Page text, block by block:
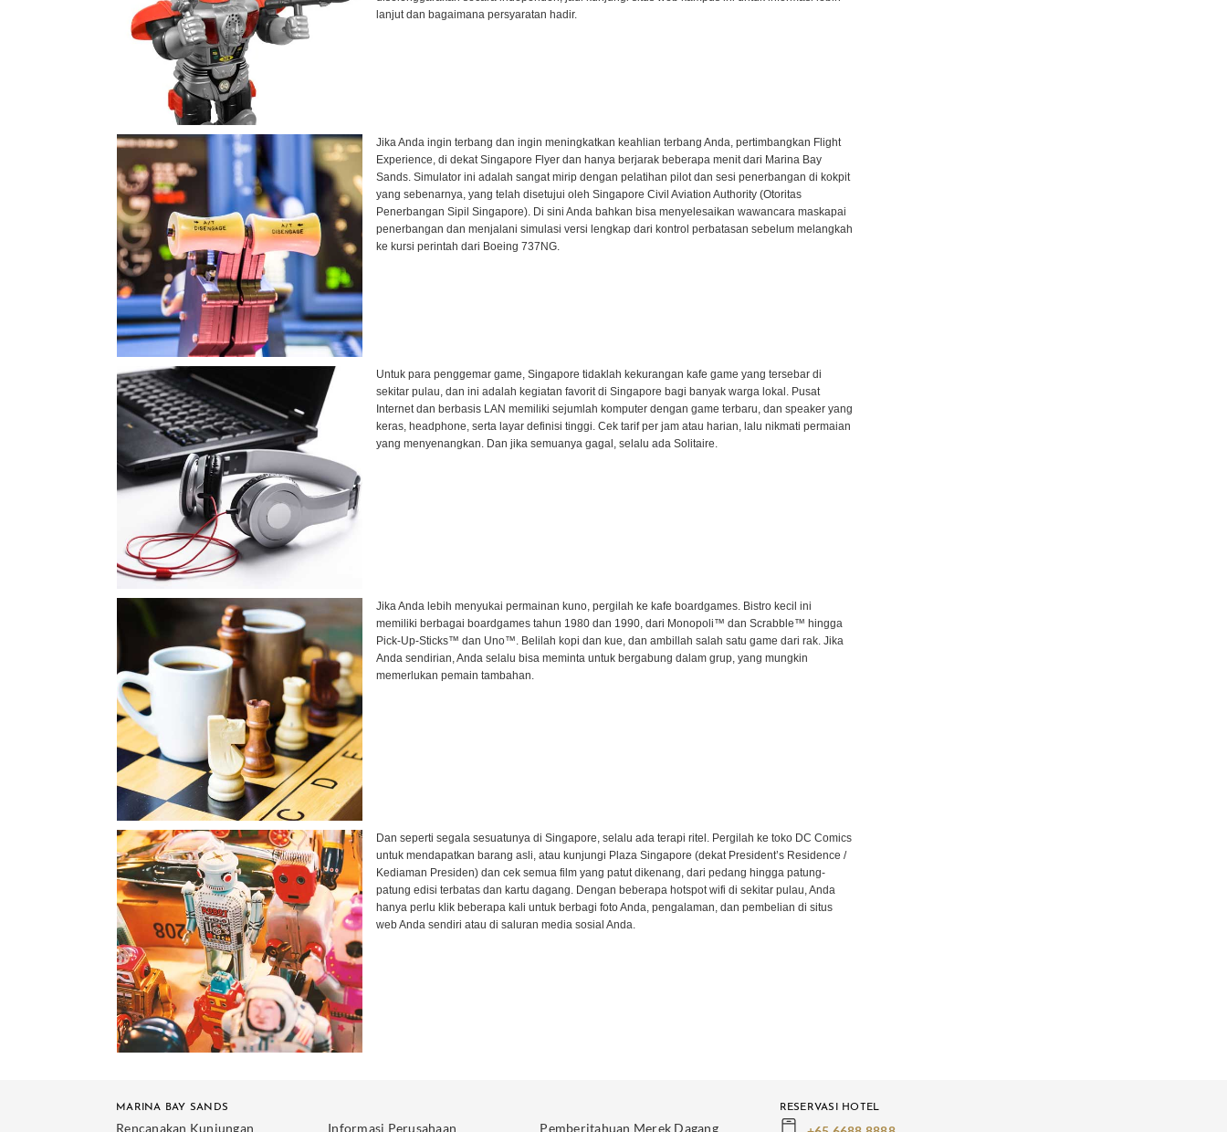
lanjut dan bagaimana persyaratan hadir.
Jika Anda ingin terbang dan ingin meningkatkan keahlian terbang Anda, pertimbangkan Flight
Experience, di dekat Singapore Flyer dan hanya berjarak beberapa menit dari Marina Bay
Sands. Simulator ini adalah sangat mirip dengan pelatihan pilot dan sesi penerbangan di kokpit
yang sebenarnya, yang telah disetujui oleh Singapore Civil Aviation Authority (Otoritas
Penerbangan Sipil Singapore). Di sini Anda bahkan bisa menyelesaikan wawancara maskapai
penerbangan dan menjalani simulasi versi lengkap dari kontrol perbatasan sebelum melangkah
ke kursi perintah dari Boeing 737NG.
Untuk para penggemar game, Singapore tidaklah kekurangan kafe game yang tersebar di
sekitar pulau, dan ini adalah kegiatan favorit di Singapore bagi banyak warga lokal. Pusat
Internet dan berbasis LAN memiliki sejumlah komputer dengan game terbaru, dan speaker yang
keras, headphone, serta layar definisi tinggi. Cek tarif per jam atau harian, lalu nikmati permaian
yang menyenangkan. Dan jika semuanya gagal, selalu ada Solitaire.
Jika Anda lebih menyukai permainan kuno, pergilah ke kafe boardgames. Bistro kecil ini
memiliki berbagai boardgames tahun 1980 dan 1990, dari Monopoli™ dan Scrabble™ hingga
Pick-Up-Sticks™ dan Uno™. Belilah kopi dan kue, dan ambillah salah satu game dari rak. Jika
Anda sendirian, Anda selalu bisa meminta untuk bergabung dalam grup, yang mungkin
memerlukan pemain tambahan.
Dan seperti segala sesuatunya di Singapore, selalu ada terapi ritel. Pergilah ke toko DC Comics
untuk mendapatkan barang asli, atau kunjungi Plaza Singapore (dekat President’s Residence /
Kediaman Presiden) dan cek semua film yang patut dikenang, dari pedang hingga patung-
patung edisi terbatas dan kartu dagang. Dengan beberapa hotspot wifi di sekitar pulau, Anda
hanya perlu klik beberapa kali untuk berbagi foto Anda, pengalaman, dan pembelian di situs
web Anda sendiri atau di saluran media sosial Anda.
MARINA BAY SANDS
Rencanakan Kunjungan Informasi Perusahaan Pemberitahuan Merek Dagang
RESERVASI HOTEL